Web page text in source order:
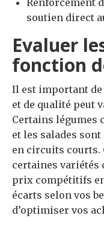
soutien direct
Evaluer
fonction
Il est important
et de qualité peut
Certains légumes
et les salades
en circuits courts.
certaines variétés
prix compétitifs
écarts selon vos
d’optimiser vos